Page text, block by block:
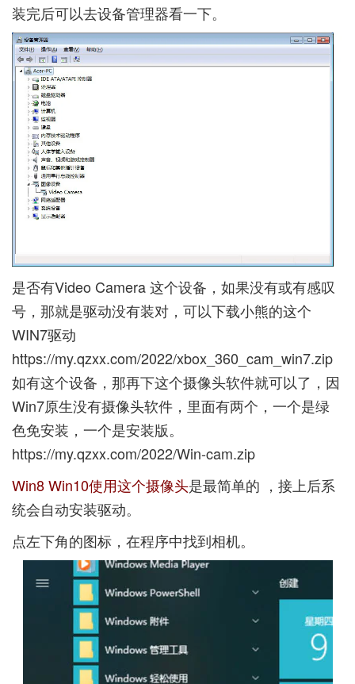
装完后可以去设备管理器看一下。
是否有Video Camera 这个设备，如果没有或有感叹
号，那就是驱动没有装对，可以下载小熊的这个
WIN7驱动
https://my.qzxx.com/2022/xbox_360_cam_win7.zip
如有这个设备，那再下这个摄像头软件就可以了，因
Win7原生没有摄像头软件，里面有两个，一个是绿
色免安装，一个是安装版。
https://my.qzxx.com/2022/Win-cam.zip
Win8 Win10使用这个摄像头是最简单的 ，接上后系
统会自动安装驱动。
点左下角的图标，在程序中找到相机。